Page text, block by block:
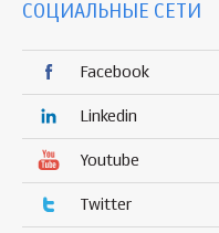
СОЦИАЛЬНЫЕ СЕТИ
Facebook
Linkedin
Youtube
Twitter